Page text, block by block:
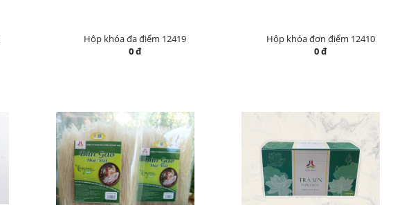
Hộp khóa đa điểm 12419
0 đ
Hộp khóa đơn điểm 12410
0 đ